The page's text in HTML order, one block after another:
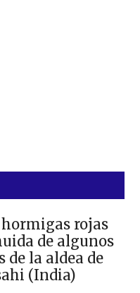
rojas
de algunos
la aldea de
(India)